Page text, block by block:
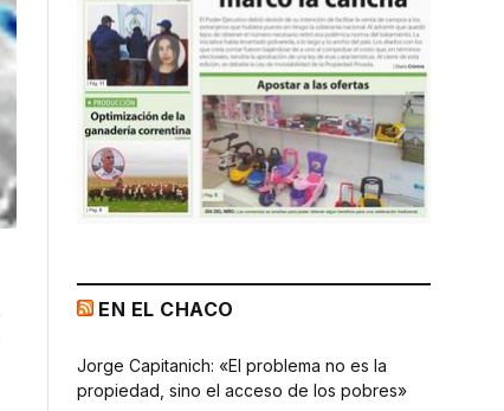
EN EL CHACO
Jorge Capitanich: «El problema no es la
propiedad, sino el acceso de los pobres»